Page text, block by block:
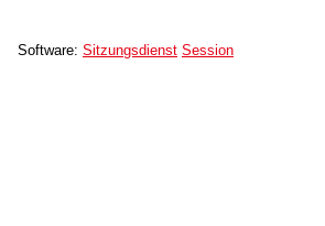
Software: Sitzungsdienst Session